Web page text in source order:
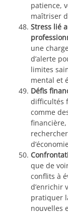
patience,
maîtriser
Stress lié
une
d’alerte
limites
mental et
Défis
difficultés
comme
que de
conflits à
d’enrichir
pratiquer
nouvelles